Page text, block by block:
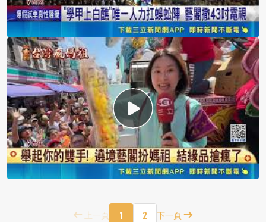
上一頁 1 2 下一頁